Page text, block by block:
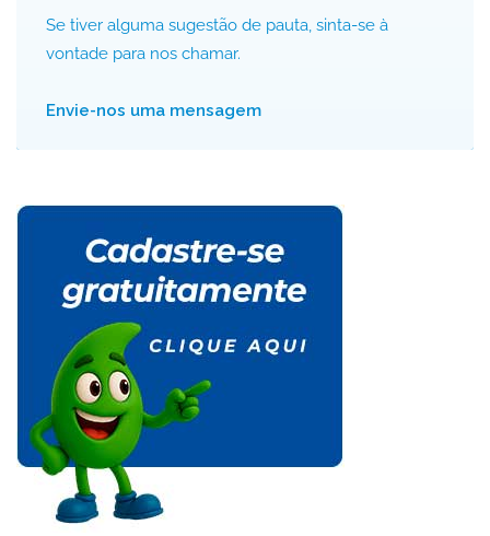
Se tiver alguma sugestão de pauta, sinta-se à
vontade para nos chamar.
Envie-nos uma mensagem